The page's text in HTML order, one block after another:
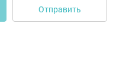
Отправить